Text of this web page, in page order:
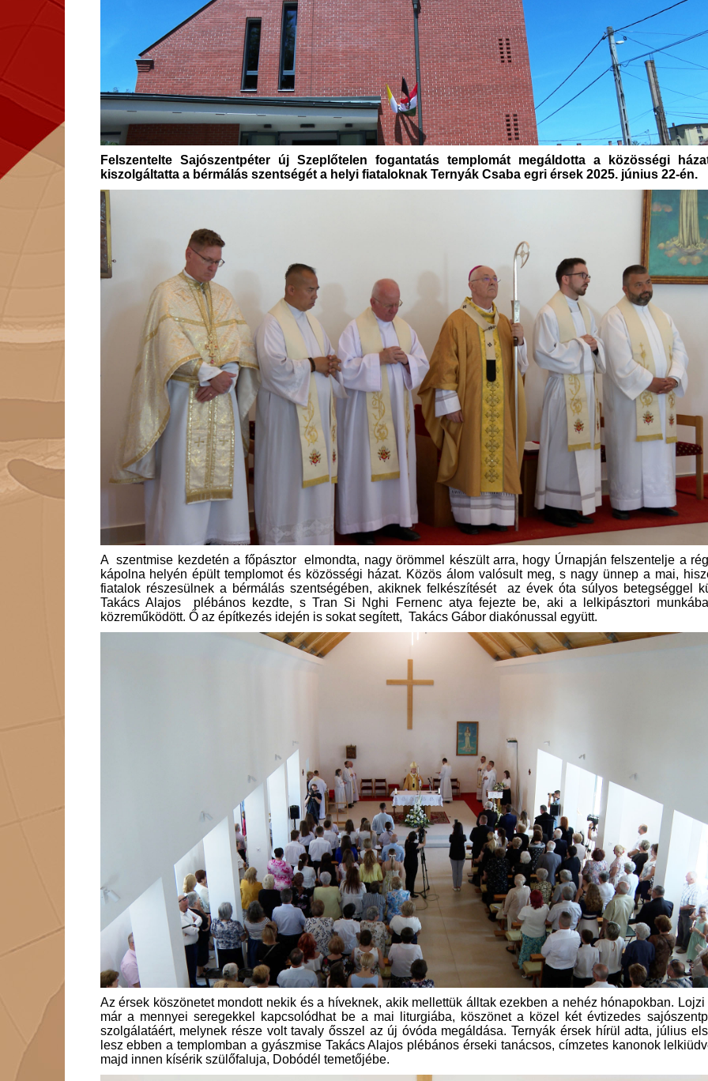
Felszentelte Sajószentpéter új Szeplőtelen fogantatás templomát megáldotta a közösségi
kiszolgáltatta a bérmálás szentségét a helyi fiataloknak Ternyák Csaba egri érsek 2025. június 22-én.
A szentmise kezdetén a főpásztor elmondta, nagy örömmel készült arra, hogy Úrnapján felszentelje a
kápolna helyén épült templomot és közösségi házat. Közös álom valósult meg, s nagy ünnep a mai,
fiatalok részesülnek a bérmálás szentségében, akiknek felkészítését az évek óta súlyos betegséggel
Takács Alajos plébános kezdte, s Tran Si Nghi Fernenc atya fejezte be, aki a lelkipásztori
közreműködött. Ő az építkezés idején is sokat segített, Takács Gábor diakónussal együtt.
Az érsek köszönetet mondott nekik és a híveknek, akik mellettük álltak ezekben a nehéz hónapokban. Lojzi
már a mennyei seregekkel kapcsolódhat be a mai liturgiába, köszönet a közel két évtizedes
szolgálatáért, melynek része volt tavaly ősszel az új óvóda megáldása. Ternyák érsek hírül adta, július
lesz ebben a templomban a gyászmise Takács Alajos plébános érseki tanácsos, címzetes kanonok
majd innen kísérik szülőfaluja, Dobódél temetőjébe.